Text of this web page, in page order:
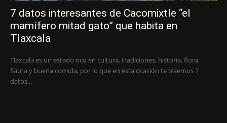
7 datos interesantes de Cacomixtle “el
mamífero mitad gato” que habita en
Tlaxcala
Tlaxcala es un estado rico en cultura, tradiciones, historia, flora,
fauna y buena comida, por lo que en esta ocasión te traemos 7
datos...